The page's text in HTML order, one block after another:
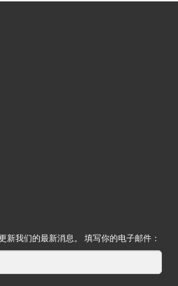
新我们的最新消息。 填写你的电子邮件：